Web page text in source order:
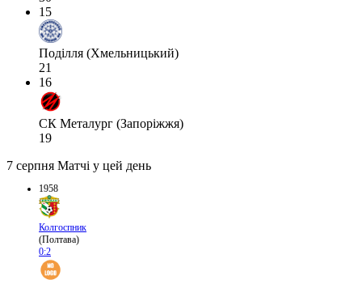
15
Поділля (Хмельницький)
21
16
СК Металург (Запоріжжя)
19
7 серпня Матчі у цей день
1958
Колгоспник
(Полтава)
0:2